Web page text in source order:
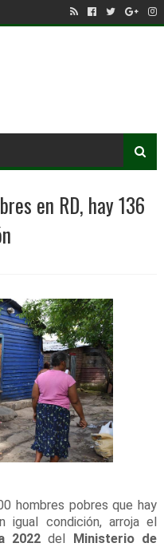
en RD, hay 136
hombres pobres que hay
igual condición, arroja el
2022 del Ministerio de